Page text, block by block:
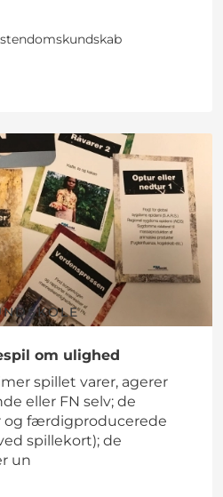
om ulighed
spillet varer, agerer
eller FN selv; de
og færdigproducerede
spillekort); de
un